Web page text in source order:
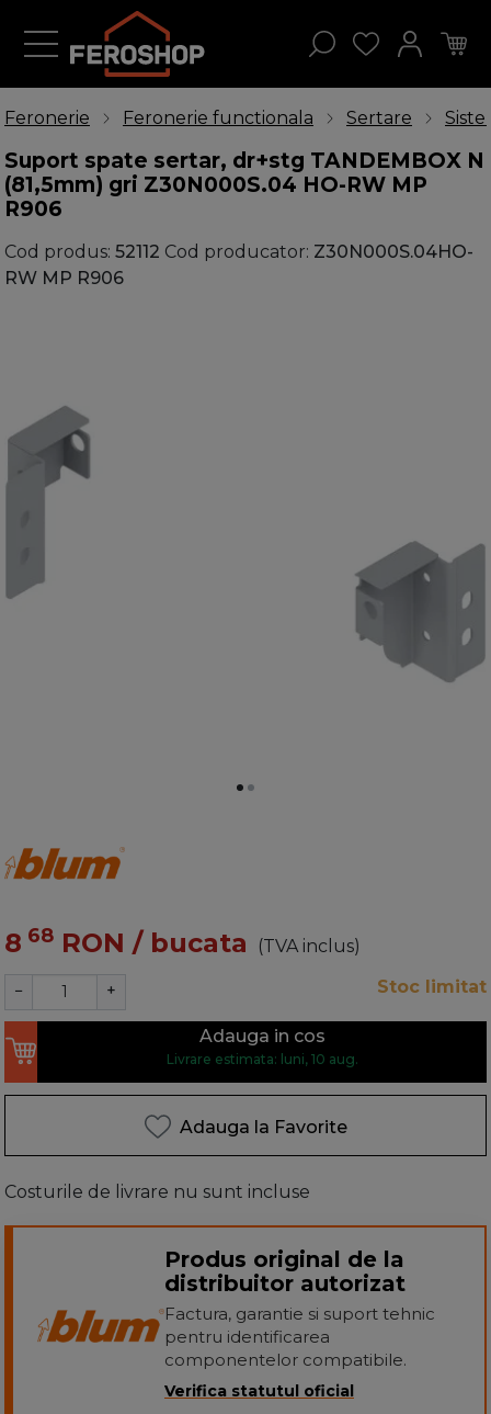
Feronerie Feronerie functionala Sertare
Suport spate sertar, dr+stg TANDEMBOX N
(81,5mm) gri Z30N000S.04 HO-RW MP
R906
Cod produs: 52112 Cod producator: Z30N000S.04HO-
RW MP R906
8 68 RON / bucata
(TVA inclus)
Stoc limitat
− +
Adauga in cos
Livrare estimata: luni, 10 aug.
Adauga la Favorite
Costurile de livrare nu sunt incluse
Produs original de la
distribuitor autorizat
Factura, garantie si suport tehnic
pentru identificarea
componentelor compatibile.
Verifica statutul oficial